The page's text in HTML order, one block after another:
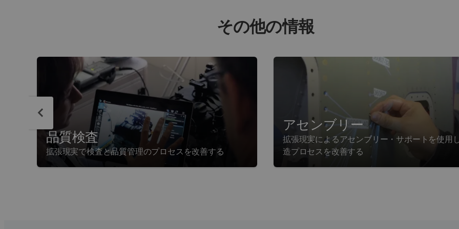
その他の情報
品質検査
拡張現実で検査と品質管理のプロセスを改善する
アセンブリー
拡張現実によるアセンブリー・サポートを使用
造プロセスを改善する